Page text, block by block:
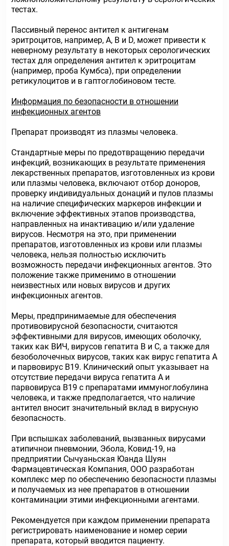
тестах.
Пассивный перенос антител к антигенам
эритроцитов, например, А, В и D, может привести к
неверному результату в некоторых серологических
тестах для определения антител к эритроцитам
(например, проба Кумбса), при определении
ретикулоцитов и в гаптоглобиновом тесте.
Информация по безопасности в отношении
инфекционных агентов
Препарат производят из плазмы человека.
Стандартные меры по предотвращению передачи
инфекций, возникающих в результате применения
лекарственных препаратов, изготовленных из крови
или плазмы человека, включают отбор доноров,
проверку индивидуальных донаций и пулов плазмы
на наличие специфических маркеров инфекции и
включение эффективных этапов производства,
направленных на инактивацию и/или удаление
вирусов. Несмотря на это, при применении
препаратов, изготовленных из крови или плазмы
человека, нельзя полностью исключить
возможность передачи инфекционных агентов. Это
положение также применимо в отношении
неизвестных или новых вирусов и других
инфекционных агентов.
Меры, предпринимаемые для обеспечения
противовирусной безопасности, считаются
эффективными для вирусов, имеющих оболочку,
таких как ВИЧ, вирусов гепатита В и С, а также для
безоболочечных вирусов, таких как вирус гепатита А
и парвовирус В19. Клинический опыт указывает на
отсутствие передачи вируса гепатита А и
парвовируса В19 с препаратами иммуноглобулина
человека, и также предполагается, что наличие
антител вносит значительный вклад в вирусную
безопасность.
При вспышках заболеваний, вызванных вирусами
атипичнои пневмонии, Эбола, Ковид-19, на
предприятии Сычуаньская Юанда Шуян
Фармацевтическая Компания, ООО разработан
комплекс мер по обеспечению безопасности плазмы
и получаемых из нее препаратов в отношении
контаминации этими инфекционными агентами.
Рекомендуется при каждом применении препарата
регистрировать наименование и номер серии
препарата, который вводится пациенту.